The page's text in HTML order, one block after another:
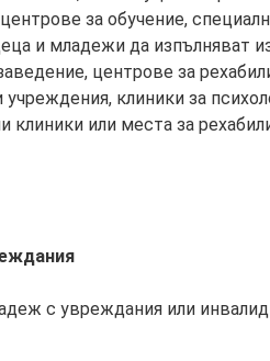
за обучение,
и младежи да изпълняват
центрове за
клиники за
или места за
с увреждания или